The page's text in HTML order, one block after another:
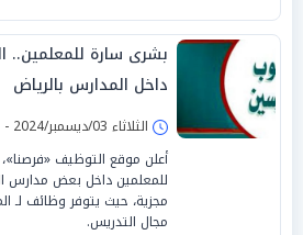
بشرى سارة للمعلمين..
داخل المدارس بالرياض
الثلاثاء 03/ديسمبر/2024 - 04:21 م
أعلن موقع التوظيف
للمعلمين داخل بعض مدارس
مجزية، حيث يتوفر وظائف لـ
مجال التدريس.